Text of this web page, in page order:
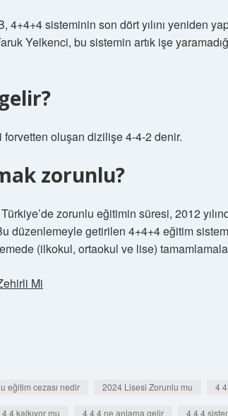
4+4+4 sisteminin son dört yılını yeniden
Yelkenci, bu sistemin artık işe
oluşan dizilişe 4-4-2 denir.
zorunlu?
zorunlu eğitimin süresi, 2012
düzenlemeyle getirilen 4+4+4 eğitim
(ilkokul, ortaokul ve lise)
Mi
eğitim cezası nedir 2024 Lisesi Zorunlu mu 4
4 kalkıyor mu 4 4 4 ne anlama gelir 4 4 4